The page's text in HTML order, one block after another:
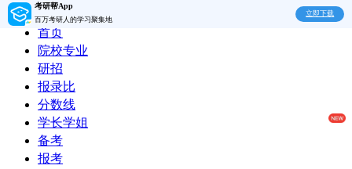
考研帮App
百万考研人的学习聚集地
立即下载
首页
院校专业
研招
报录比
分数线
学长学姐
备考
报考